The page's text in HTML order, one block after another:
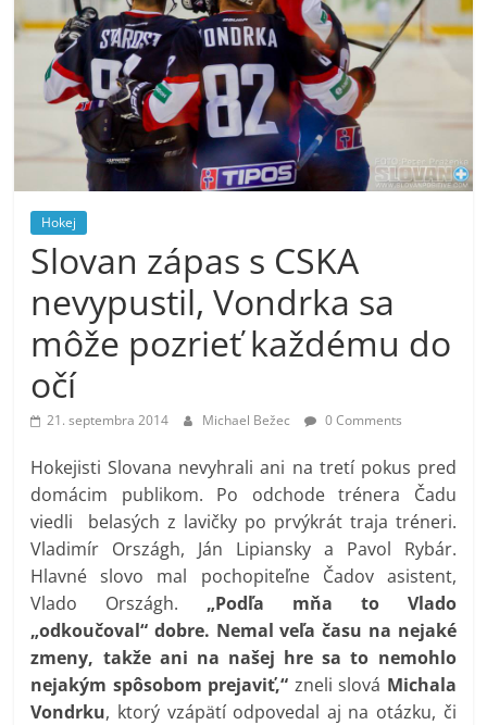
Hokej
Slovan zápas s CSKA
nevypustil, Vondrka sa
môže pozrieť každému do
očí
21. septembra 2014 Michael Bežec 0 Comments
Hokejisti Slovana nevyhrali ani na tretí pokus pred
domácim publikom. Po odchode trénera Čadu
viedli belasých z lavičky po prvýkrát traja tréneri.
Vladimír Országh, Ján Lipiansky a Pavol Rybár.
Hlavné slovo mal pochopiteľne Čadov asistent,
Vlado Országh. „Podľa mňa to Vlado
„odkoučoval“ dobre. Nemal veľa času na nejaké
zmeny, takže ani na našej hre sa to nemohlo
nejakým spôsobom prejaviť,“ zneli slová Michala
Vondrku, ktorý vzápätí odpovedal aj na otázku, či